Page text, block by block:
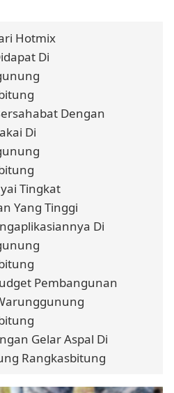
Hotmix
Di
Dengan
Di
Tingkat
Yang Tinggi
Di
Pembangunan
Gelar Aspal Di
Rangkasbitung